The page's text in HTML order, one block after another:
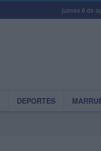
jueves 6 de
DEPORTES